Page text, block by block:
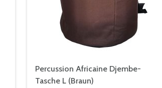
Percussion Africaine Djembe-
Tasche L (Braun)